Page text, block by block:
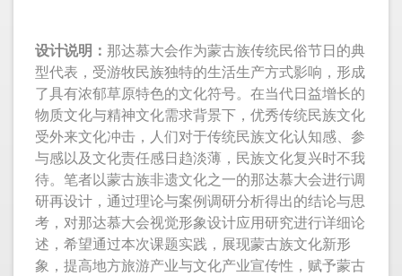
设计说明： 那达慕大会作为蒙古族传统民俗节日的典
型代表，受游牧民族独特的生活生产方式影响，形成
了具有浓郁草原特色的文化符号。在当代日益增长的
物质文化与精神文化需求背景下，优秀传统民族文化
受外来文化冲击，人们对于传统民族文化认知感、参
与感以及文化责任感日趋淡薄，民族文化复兴时不我
待。笔者以蒙古族非遗文化之一的那达慕大会进行调
研再设计，通过理论与案例调研分析得出的结论与思
考，对那达慕大会视觉形象设计应用研究进行详细论
述，希望通过本次课题实践，展现蒙古族文化新形
象，提高地方旅游产业与文化产业宣传性，赋予蒙古